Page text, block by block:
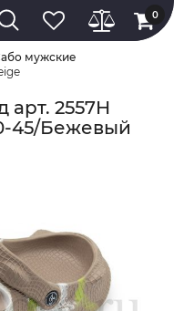
0
мужские
2557H
45/Бежевый